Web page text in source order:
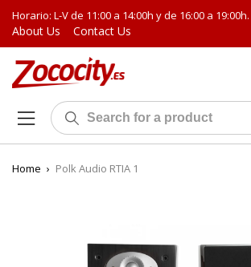
Horario: L-V de 11:00 a 14:00h y de 16:00 a 19:00h.
About Us Contact Us
Home › Polk Audio RTIA 1